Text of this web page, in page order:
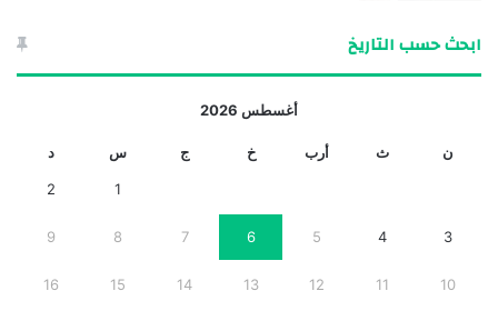
ابحث حسب التاريخ
أغسطس 2026
ن ث أرب خ ج س د
1
2
3
4
5
6
7
8
9
10
11
12
13
14
15
16